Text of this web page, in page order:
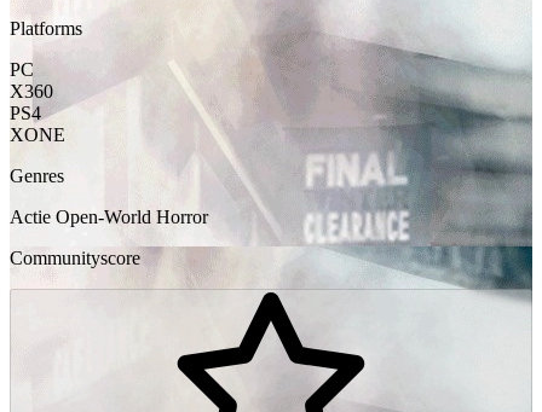
Platforms
PC
X360
PS4
XONE
Genres
Actie Open-World Horror
Communityscore